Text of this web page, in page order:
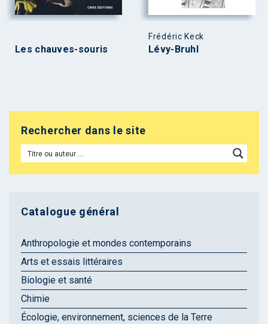
Les chauves-souris
Frédéric Keck
Lévy-Bruhl
Rechercher dans le site
Catalogue général
Anthropologie et mondes contemporains
Arts et essais littéraires
Biologie et santé
Chimie
Écologie, environnement, sciences de la Terre